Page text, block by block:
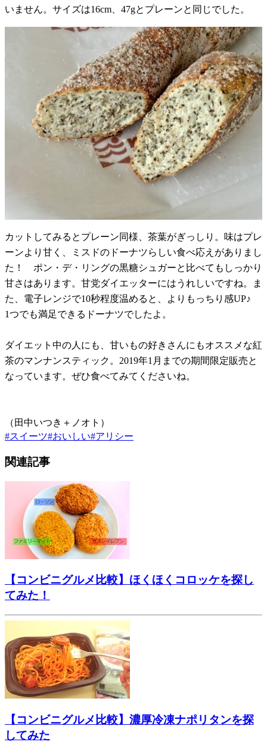
いません。サイズは16cm、47gとプレーンと同じでした。
カットしてみるとプレーン同様、茶葉がぎっしり。味はプレ
ーンより甘く、ミスドのドーナツらしい食べ応えがありまし
た！ ポン・デ・リングの黒糖シュガーと比べてもしっかり
甘さはあります。甘党ダイエッターにはうれしいですね。ま
た、電子レンジで10秒程度温めると、よりもっちり感UP♪
1つでも満足できるドーナツでしたよ。
ダイエット中の人にも、甘いもの好きさんにもオススメな紅
茶のマンナンスティック。2019年1月までの期間限定販売と
なっています。ぜひ食べてみてくださいね。
（田中いつき＋ノオト）
#スイーツ#おいしい#アリシー
関連記事
【コンビニグルメ比較】ほくほくコロッケを探し
てみた！
【コンビニグルメ比較】濃厚冷凍ナポリタンを探
してみた